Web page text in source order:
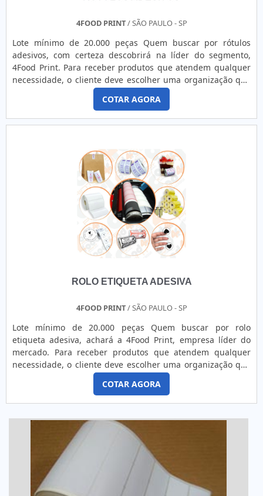
4FOOD PRINT/ SÃO PAULO - SP
Lote mínimo de 20.000 peças Quem buscar por rótulos
adesivos, com certeza descobrirá na líder do segmento,
4Food Print. Para receber produtos que atendem qualquer
necessidade, o cliente deve escolher uma organização que
se destaque por um bom suporte pré-venda e tenha ampla
experiência no ramo.MAIS DETALHES INTERESSANTES
SOBRE RÓTULOS ADESIVOSQuem precisa de rótulos
adesivos em uma empresa comprometida com seus
COTAR AGORA
ROLO ETIQUETA ADESIVA
4FOOD PRINT/ SÃO PAULO - SP
Lote mínimo de 20.000 peças Quem buscar por rolo
etiqueta adesiva, achará a 4Food Print, empresa líder do
mercado. Para receber produtos que atendem qualquer
necessidade, o cliente deve escolher uma organização que
se destaque por um bom suporte pré-venda e tenha ampla
experiência no ramo.Quando a questão é rolo etiqueta
adesiva, na 4Food Print o cliente obterá proteção e
INTERESSANTES...
COTAR AGORA